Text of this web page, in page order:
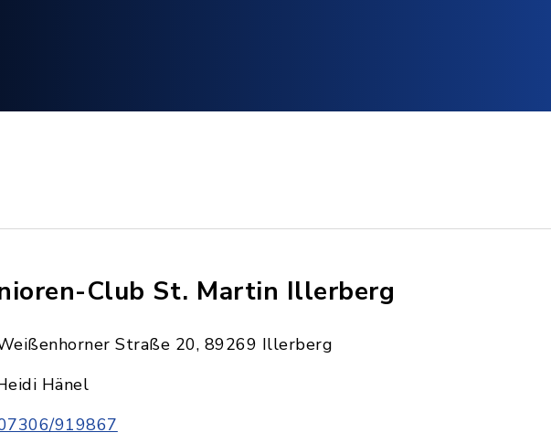
Club St. Martin Illerberg
Straße 20, 89269 Illerberg
Hänel
919867